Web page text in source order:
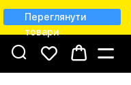
Переглянути
товари